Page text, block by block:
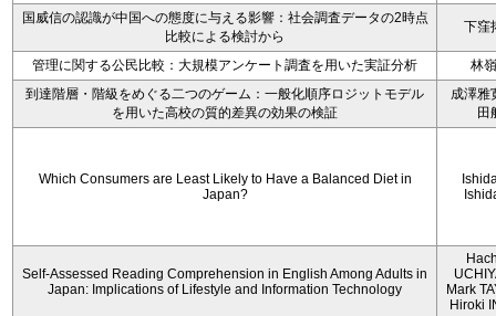
国威信の認識が中国への態度に与える影響：社会調査データの2時点
比較による検討から
下窪
管理に関する公民比較：大規模アンケート調査を用いた実証分析
林
到達階層・階級をめぐる二つのゲーム：一般化順序ロジットモデル
を用いた高校の質的差異の効果の検証
成澤雅
田
Which Consumers are Least Likely to Have a Balanced Diet in
Japan?
Self-Assessed Reading Comprehension in English Among Adults in
Japan: Implications of Lifestyle and Information Technology
Mark
Hiroki